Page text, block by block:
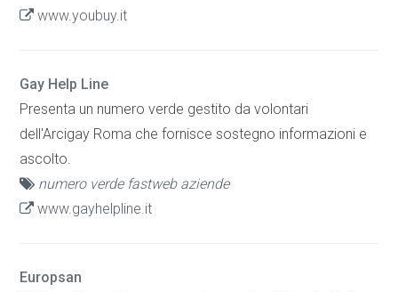
www.youbuy.it
Gay Help Line
Presenta un numero verde gestito da volontari
dell'Arcigay Roma che fornisce sostegno informazioni e
ascolto.
numero verde fastweb aziende
www.gayhelpline.it
Europsan